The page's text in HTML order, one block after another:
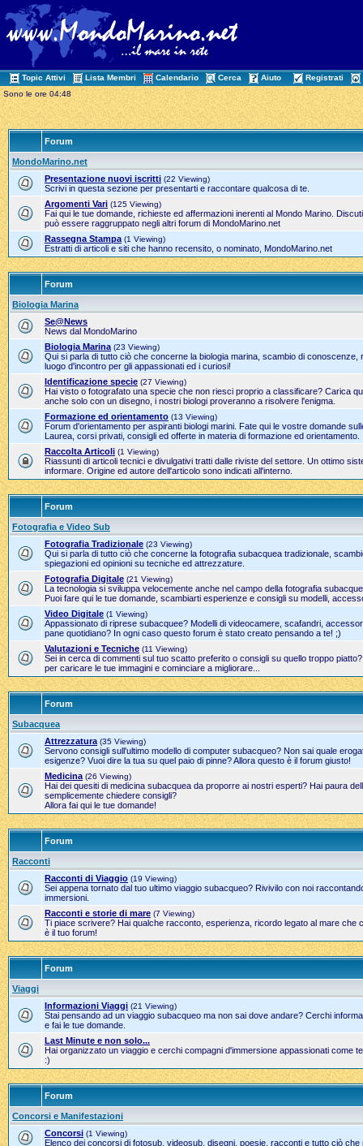
Topic Attivi Lista Membri Calendario Cerca Aiuto
Registrati
Sono le ore 04:48
Forum
MondoMarino.net
Presentazione nuovi iscritti (22 Viewing)
Scrivi in questa sezione per presentarti e raccontare qualcosa di te.
Argomenti Vari (125 Viewing)
Fai qui le tue domande, richieste ed affermazioni inerenti al Mondo Marino.
può essere raggruppato negli altri forum di MondoMarino.net
Rassegna Stampa (1 Viewing)
Estratti di articoli e siti che hanno recensito, o nominato, MondoMarino.net
Forum
Biologia Marina
Se@News
News dal MondoMarino
Biologia Marina (23 Viewing)
Qui si parla di tutto ciò che concerne la biologia marina, scambio di conoscenze,
luogo d'incontro per gli appassionati ed i curiosi!
Identificazione specie (27 Viewing)
Hai visto o fotografato una specie che non riesci proprio a classificare? Carica
anche solo con un disegno, i nostri biologi proveranno a risolvere l'enigma.
Formazione ed orientamento (13 Viewing)
Forum d'orientamento per aspiranti biologi marini. Fate qui le vostre domande
Laurea, corsi privati, consigli ed offerte in materia di formazione ed orientamento.
Raccolta Articoli (1 Viewing)
Riassunti di articoli tecnici e divulgativi tratti dalle riviste del settore. Un ottimo
informare. Origine ed autore dell'articolo sono indicati all'interno.
Forum
Fotografia e Video Sub
Fotografia Tradizionale (23 Viewing)
Qui si parla di tutto ciò che concerne la fotografia subacquea tradizionale,
spiegazioni ed opinioni su tecniche ed attrezzature.
Fotografia Digitale (21 Viewing)
La tecnologia si sviluppa velocemente anche nel campo della fotografia
Puoi fare qui le tue domande, scambiarti esperienze e consigli su modelli,
Video Digitale (1 Viewing)
Appassionato di riprese subacquee? Modelli di videocamere, scafandri,
pane quotidiano? In ogni caso questo forum è stato creato pensando a te! ;)
Valutazioni e Tecniche (11 Viewing)
Sei in cerca di commenti sul tuo scatto preferito o consigli su quello troppo
per caricare le tue immagini e cominciare a migliorare...
Forum
Subacquea
Attrezzatura (35 Viewing)
Servono consigli sull'ultimo modello di computer subacqueo? Non sai quale
esigenze? Vuoi dire la tua su quel paio di pinne? Allora questo è il forum giusto!
Medicina (26 Viewing)
Hai dei quesiti di medicina subacquea da proporre ai nostri esperti? Hai paura
semplicemente chiedere consigli?
Allora fai qui le tue domande!
Forum
Racconti
Racconti di Viaggio (19 Viewing)
Sei appena tornato dal tuo ultimo viaggio subacqueo? Rivivilo con noi
immersioni.
Racconti e storie di mare (7 Viewing)
Ti piace scrivere? Hai qualche racconto, esperienza, ricordo legato al mare che
è il tuo forum!
Forum
Viaggi
Informazioni Viaggi (21 Viewing)
Stai pensando ad un viaggio subacqueo ma non sai dove andare? Cerchi
e fai le tue domande.
Last Minute e non solo...
Hai organizzato un viaggio e cerchi compagni d'immersione appassionati come
:)
Forum
Concorsi e Manifestazioni
Concorsi (1 Viewing)
Elenco dei concorsi di fotosub, videosub, disegni, poesie, racconti e tutto ciò che